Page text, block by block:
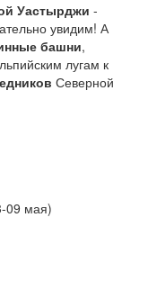
Уастырджи -
увидим! А
башни,
лугам к
Северной
09 мая)